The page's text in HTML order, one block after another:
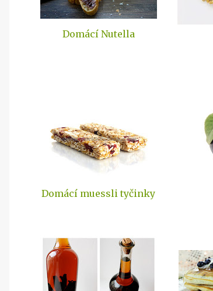
Domácí Nutella
Domácí muessli tyčinky